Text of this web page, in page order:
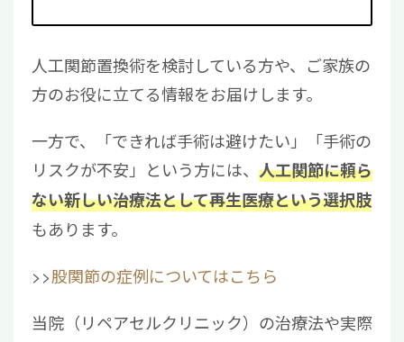
人工関節置換術を検討している方や、ご家族の
方のお役に立てる情報をお届けします。
一方で、「できれば手術は避けたい」「手術の
リスクが不安」という方には、 人工関節に頼ら
ない新しい治療法として再生医療という選択肢
もあります。
>>股関節の症例についてはこちら
当院（リペアセルクリニック）の治療法や実際